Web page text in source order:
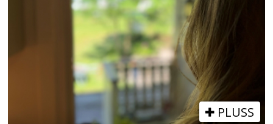
PLUSS